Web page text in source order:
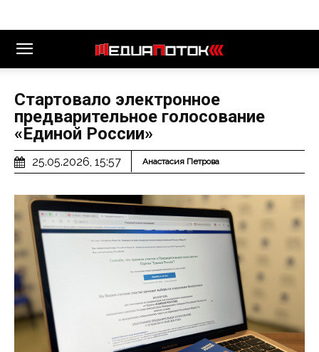
Стартовало электронное
предварительное голосование
«Единой России»
25.05.2026, 15:57 Анастасия Петрова